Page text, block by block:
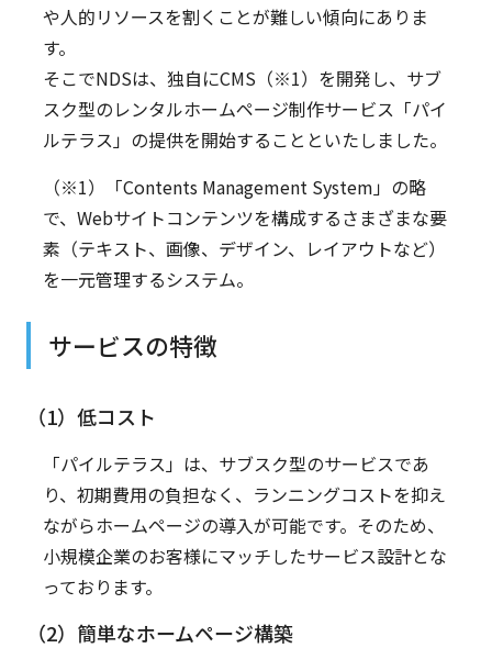
や人的リソースを割くことが難しい傾向にありま
す。
そこでNDSは、独自にCMS（※1）を開発し、サブ
スク型のレンタルホームページ制作サービス「パイ
ルテラス」の提供を開始することといたしました。
（※1）「Contents Management System」の略
で、Webサイトコンテンツを構成するさまざまな要
素（テキスト、画像、デザイン、レイアウトなど）
を一元管理するシステム。
サービスの特徴
（1）低コスト
「パイルテラス」は、サブスク型のサービスであ
り、初期費用の負担なく、ランニングコストを抑え
ながらホームページの導入が可能です。そのため、
小規模企業のお客様にマッチしたサービス設計とな
っております。
（2）簡単なホームページ構築